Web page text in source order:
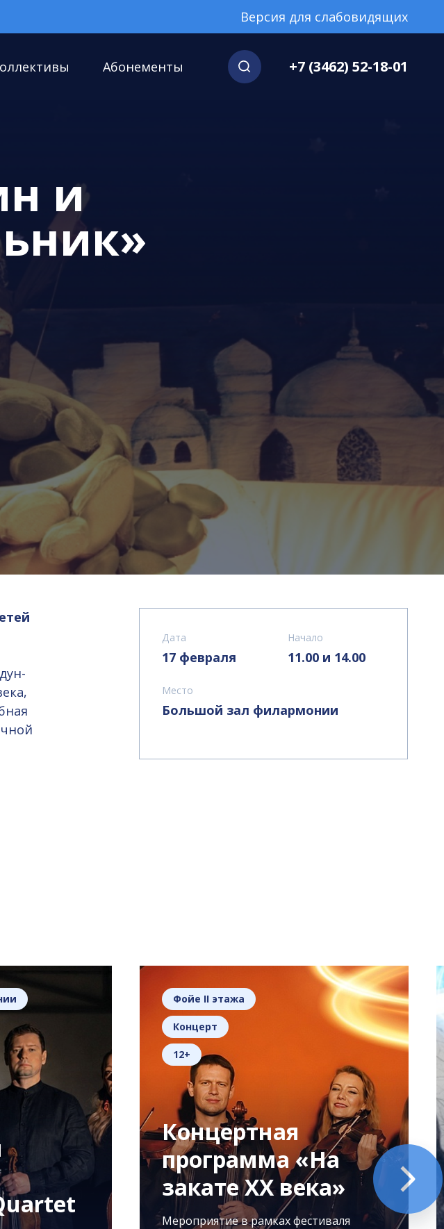
Версия для слабовидящих
Абонементы +7 (3462) 52-18-01
и
Дата
17 февраля
Начало
11.00 и 14.00
Место
Большой зал филармонии
Фойе II этажа
Концерт
12+
Концертная
программа «На
закате XX века»
Мероприятие в рамках фестиваля